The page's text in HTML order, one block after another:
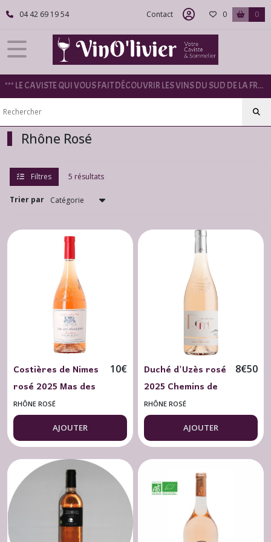
04 42 69 19 54 Contact 0 0
*** LE CAVISTE QUI VOUS FAIT DÉCOUVRIR LES VINS DU SUD DE LA FRANCE ***
Rhône Rosé
Filtres 5 résultats
Trier par
Costières de Nimes
rosé 2025 Mas des
Bressades 75 cl.
10€
RHÔNE ROSÉ
AJOUTER
Duché d'Uzès rosé
2025 Chemins de
Rome Les Vignes
de L'Arque 75 cl.
8€50
RHÔNE ROSÉ
AJOUTER
Fermer
FILTRES
Tous
les
produits
Rhône
(12)
Rhône
(13)
Rhône
Nord
Rouge
Cru
du